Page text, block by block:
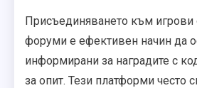
Присъединяването към игрови
форуми е ефективен начин да
информирани за наградите с
за опит. Тези платформи често